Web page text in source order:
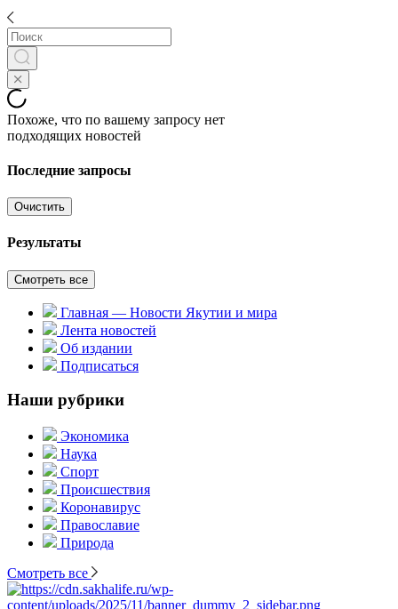
Похоже, что по вашему запросу нет
подходящих новостей
Последние запросы
Очистить
Результаты
Смотреть все
Главная — Новости Якутии и мира
Лента новостей
Об издании
Подписаться
Наши рубрики
Экономика
Наука
Спорт
Происшествия
Коронавирус
Православие
Природа
Смотреть все